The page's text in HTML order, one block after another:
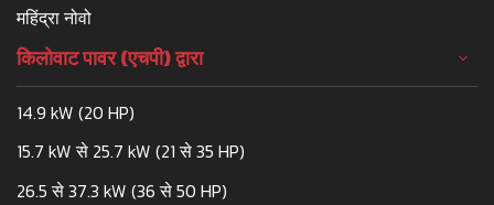
महिंद्रा नोवो
किलोवाट पावर (एचपी) द्वारा
14.9 kW (20 HP)
15.7 kW से 25.7 kW (21 से 35 HP)
26.5 से 37.3 kW (36 से 50 HP)